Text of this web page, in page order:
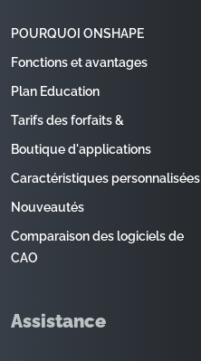
POURQUOI ONSHAPE
Fonctions et avantages
Plan Education
Tarifs des forfaits &
Boutique d'applications
Caractéristiques personnalisées
Nouveautés
Comparaison des logiciels de
CAO
Assistance